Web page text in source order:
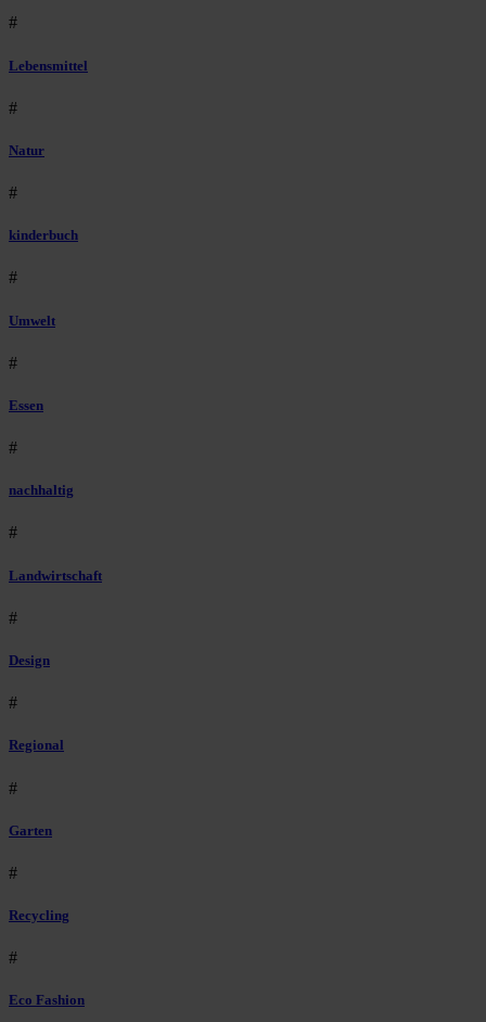
#
Lebensmittel
#
Natur
#
kinderbuch
#
Umwelt
#
Essen
#
nachhaltig
#
Landwirtschaft
#
Design
#
Regional
#
Garten
#
Recycling
#
Eco Fashion